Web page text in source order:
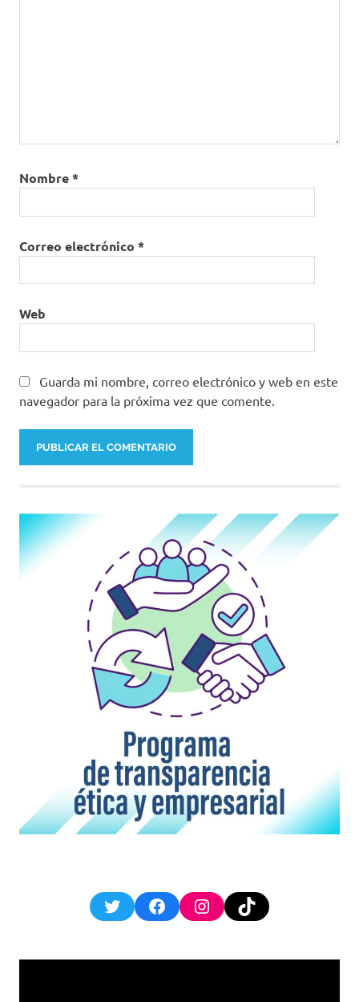
Nombre*
Correo electrónico *
Web
Guarda mi nombre, correo electrónico y web en este
navegador para la próxima vez que comente.
TwitterFacebookInstagram
TikTok